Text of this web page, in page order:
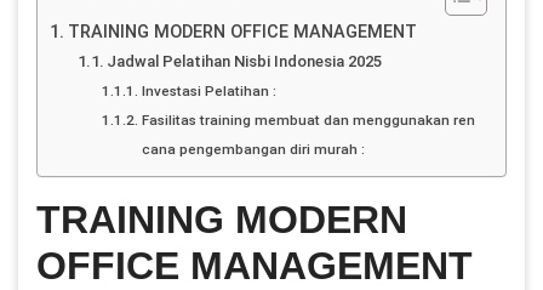
TRAINING MODERN OFFICE MANAGEMENT
Jadwal Pelatihan Nisbi Indonesia 2025
Investasi Pelatihan :
Fasilitas training membuat dan menggunakan ren
cana pengembangan diri murah :
TRAINING MODERN
OFFICE MANAGEMENT